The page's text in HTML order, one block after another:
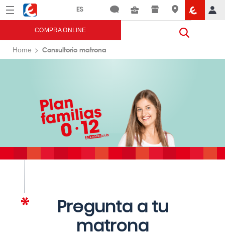
Menú Eroski
COMPRA ONLINE
Home Consultorio matrona
Pregunta a tu
matrona